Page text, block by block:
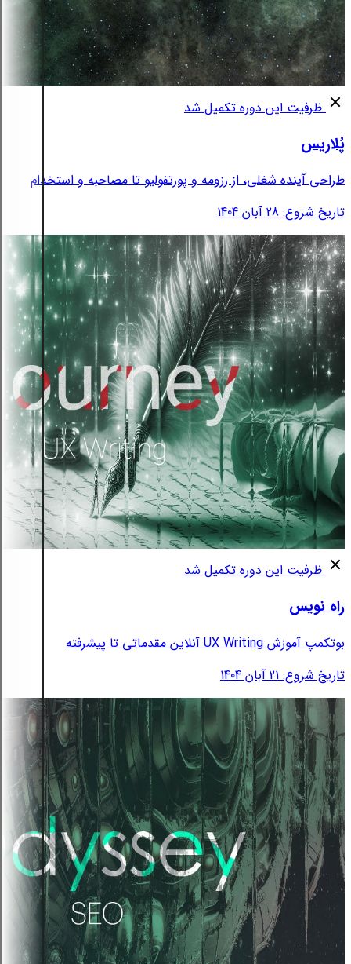
ظرفیت این دوره تکمیل شد
پُلاریس
طراحی آینده شغلی، از رزومه و پورتفولیو تا مصاحبه و استخدام
تاریخ شروع: 28 آبان 1404
ظرفیت این دوره تکمیل شد
راه نویس
بوتکمپ آموزش UX Writing آنلاین مقدماتی تا پیشرفته
تاریخ شروع: 21 آبان 1404